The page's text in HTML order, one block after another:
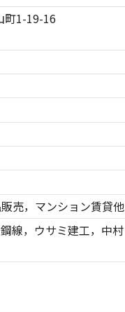
1-19-16
売，マンション賃貸他
線，ウサミ建工，中村